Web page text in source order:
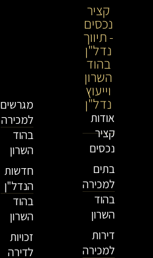
קציר
נכסים
- תיווך
נדל"ן
בהוד
השרון
וייעוץ
נדל"ן
אודות
קציר
נכסים
בתים
למכירה
בהוד
השרון
דירות
למכירה
מגרשים
למכירה
בהוד
השרון
חדשות
הנדל"ן
בהוד
השרון
זכויות
לדירה